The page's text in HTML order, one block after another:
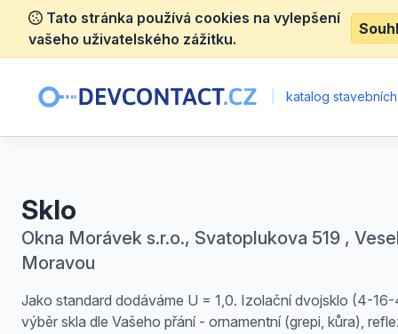
Tato stránka používá cookies na vylepšení
vašeho uživatelského zážitku.
katalog
Sklo
Okna Morávek s.r.o., Svatoplukova 519 ,
Moravou
Jako standard dodáváme U = 1,0. Izolační dvojsklo (4-
výběr skla dle Vašeho přání - ornamentní (grepi, kůra),